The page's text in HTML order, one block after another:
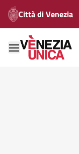
Città di Venezia